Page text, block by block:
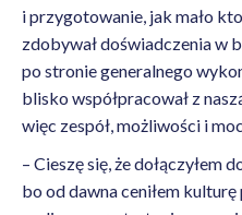
i przygotowanie, jak mało
zdobywał doświadczenia w
po stronie generalnego
blisko współpracował z
więc zespół, możliwości i
– Cieszę się, że dołączyłem
bo od dawna ceniłem